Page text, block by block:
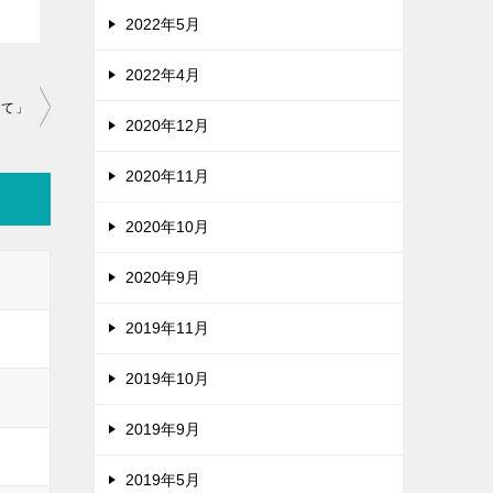
」
2022年5月
2022年4月
2020年12月
2020年11月
2020年10月
2020年9月
2019年11月
2019年10月
2019年9月
2019年5月